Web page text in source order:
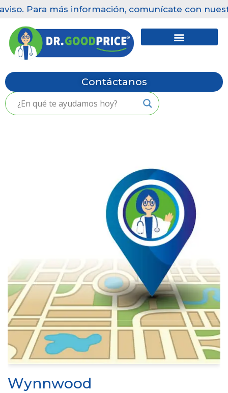
Saltar
al
contenido
más información, comunícate con nuestras
Contáctanos
Wynnwood